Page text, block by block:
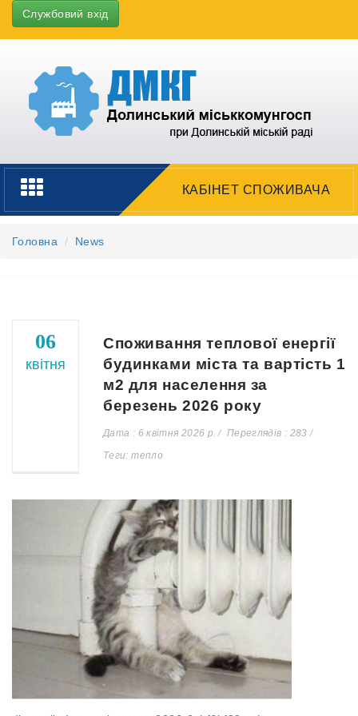
Службовий вхід
Toggle
navigation
КАБІНЕТ СПОЖИВАЧА
Головна News
06
квітня
Споживання теплової енергії
будинками міста та вартість 1
м2 для населення за
березень 2026 року
Дата : 6 квітня 2026 р.
Переглядів : 283
Теги: тепло